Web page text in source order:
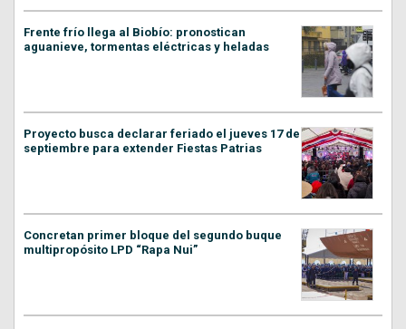
Frente frío llega al Biobío: pronostican
aguanieve, tormentas eléctricas y heladas
Proyecto busca declarar feriado el jueves 17 de
septiembre para extender Fiestas Patrias
Concretan primer bloque del segundo buque
multipropósito LPD “Rapa Nui”